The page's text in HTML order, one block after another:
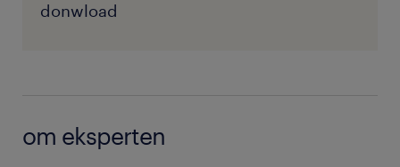
donwload
om eksperten